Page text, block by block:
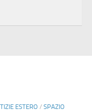
ESTERO / SPAZIO